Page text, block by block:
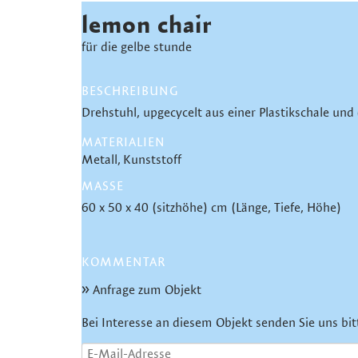
lemon chair
für die gelbe stunde
BESCHREIBUNG
Drehstuhl, upgecycelt aus einer Plastikschale
MATERIALIEN
Metall Kunststoff
MASSE
60 x 50 x 40 (sitzhöhe) cm (Länge, Tiefe, Höhe)
KOMMENTAR
Anfrage zum Objekt
Bei Interesse an diesem Objekt senden Sie uns